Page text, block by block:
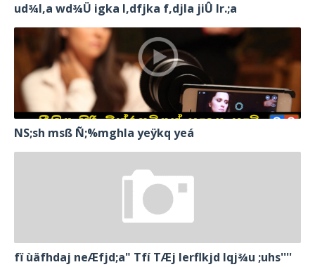
ud¾I,a wd¾Ü igka l,dfjka f,djla jiÛ lr.;a
NS;sh msß Ñ;%mghla yeÿkq yeá
fï ùäfhdaj neÆfjd;a" Tfí TÆj lerflkjd Iqj¾u ;uhs''''